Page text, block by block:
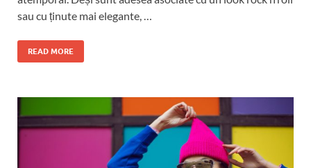
sau cu ținute mai elegante, …
READ MORE